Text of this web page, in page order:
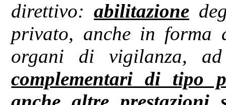
direttivo:abilitazione
privato, anche in forma
organi di vigilanza,
complementari di tipo